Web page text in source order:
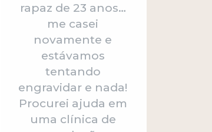
rapaz de 23 anos…
me casei
novamente e
estávamos
tentando
engravidar e nada!
Procurei ajuda em
uma clínica de